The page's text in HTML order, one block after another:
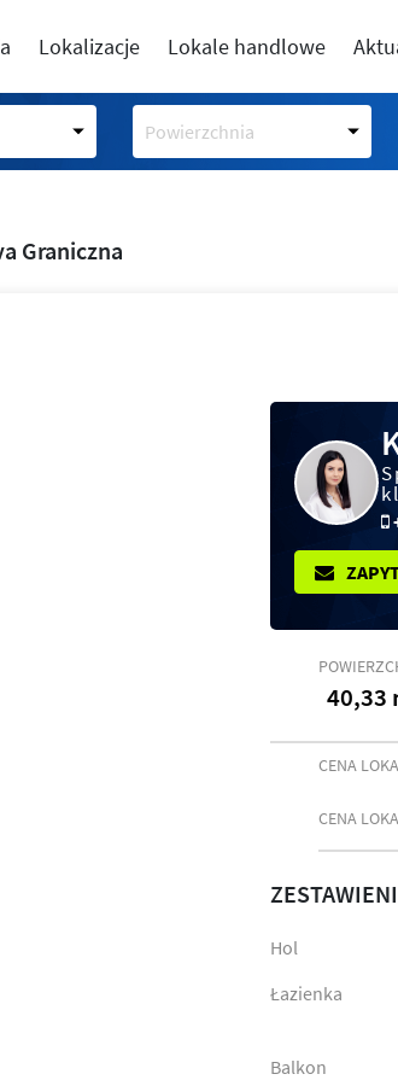
Lokalizacje Lokale handlowe
Powierzchnia
Graniczna
40,33
CENA
CENA
Hol
Łazienka
Balkon